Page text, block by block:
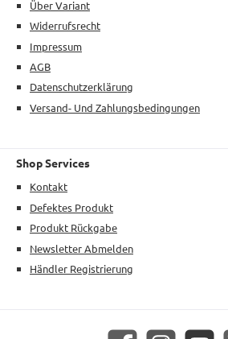
Über Variant
Widerrufsrecht
Impressum
AGB
Datenschutzerklärung
Versand- Und Zahlungsbedingungen
Shop Services
Kontakt
Defektes Produkt
Produkt Rückgabe
Newsletter Abmelden
Händler Registrierung